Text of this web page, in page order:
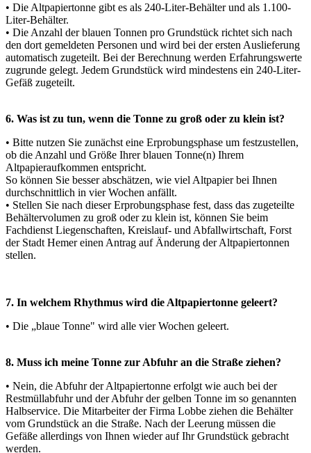
• Die Altpapiertonne gibt es als 240-Liter-Behälter und als 1.100-
Liter-Behälter.
• Die Anzahl der blauen Tonnen pro Grundstück richtet sich nach
den dort gemeldeten Personen und wird bei der ersten Auslieferung
automatisch zugeteilt. Bei der Berechnung werden Erfahrungswerte
zugrunde gelegt. Jedem Grundstück wird mindestens ein 240-Liter-
Gefäß zugeteilt.
6. Was ist zu tun, wenn die Tonne zu groß oder zu klein ist?
• Bitte nutzen Sie zunächst eine Erprobungsphase um festzustellen,
ob die Anzahl und Größe Ihrer blauen Tonne(n) Ihrem
Altpapieraufkommen entspricht.
So können Sie besser abschätzen, wie viel Altpapier bei Ihnen
durchschnittlich in vier Wochen anfällt.
• Stellen Sie nach dieser Erprobungsphase fest, dass das zugeteilte
Behältervolumen zu groß oder zu klein ist, können Sie beim
Fachdienst Liegenschaften, Kreislauf- und Abfallwirtschaft, Forst
der Stadt Hemer einen Antrag auf Änderung der Altpapiertonnen
stellen.
7. In welchem Rhythmus wird die Altpapiertonne geleert?
• Die „blaue Tonne" wird alle vier Wochen geleert.
8. Muss ich meine Tonne zur Abfuhr an die Straße ziehen?
• Nein, die Abfuhr der Altpapiertonne erfolgt wie auch bei der
Restmüllabfuhr und der Abfuhr der gelben Tonne im so genannten
Halbservice. Die Mitarbeiter der Firma Lobbe ziehen die Behälter
vom Grundstück an die Straße. Nach der Leerung müssen die
Gefäße allerdings von Ihnen wieder auf Ihr Grundstück gebracht
werden.